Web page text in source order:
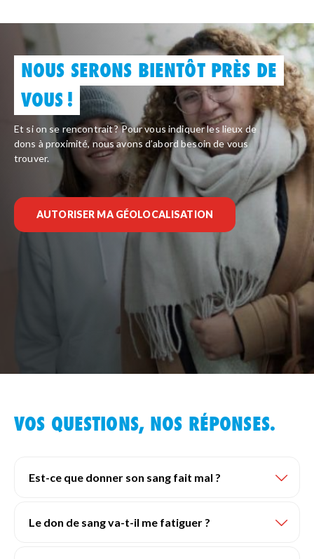
NOUS SERONS BIENTÔT PRÈS DE
VOUS !
Et si on se rencontrait ? Pour vous indiquer les lieux de
dons à proximité, nous avons d’abord besoin de vous
trouver.
AUTORISER MA GÉOLOCALISATION
VOS QUESTIONS, NOS RÉPONSES.
Est-ce que donner son sang fait mal ?
Le don de sang va-t-il me fatiguer ?